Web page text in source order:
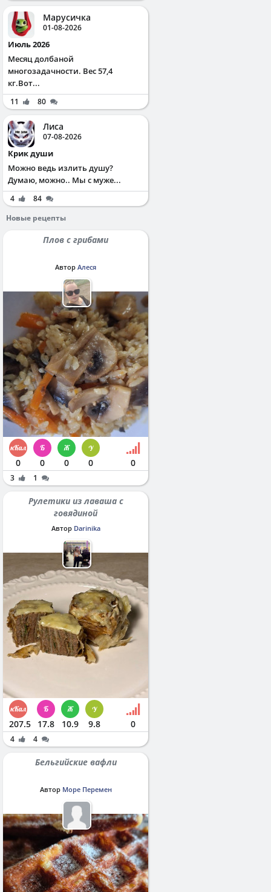
Марусичка
01-08-2026
Июль 2026
Месяц долбаной
многозадачности. Вес 57,4
кг.Вот...
11 80
Лиса
07-08-2026
Крик души
Можно ведь излить душу?
Думаю, можно.. Мы с муже...
4
84
Новые рецепты
Плов с грибами
Автор Алеся
0 0 0 0 0
3 1
Рулетики из лаваша с
говядиной
Автор Darinika
207.5 17.8 10.9 9.8 0
4 4
Бельгийские вафли
Автор Море Перемен